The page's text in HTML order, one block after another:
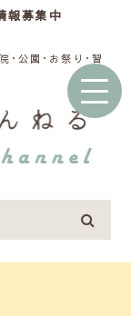
報募集中
･公園･お祭り･習